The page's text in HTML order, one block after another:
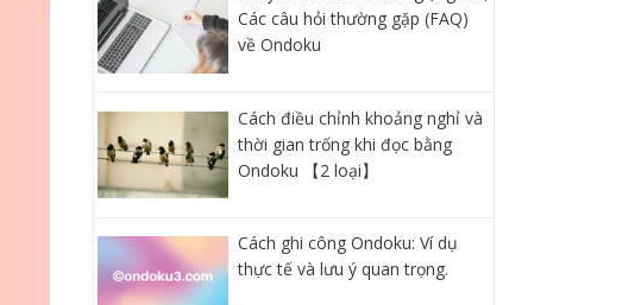
Các câu hỏi thường gặp (FAQ)
về Ondoku
Cách điều chỉnh khoảng nghỉ và
thời gian trống khi đọc bằng
Ondoku 【2 loại】
Cách ghi công Ondoku: Ví dụ
thực tế và lưu ý quan trọng.